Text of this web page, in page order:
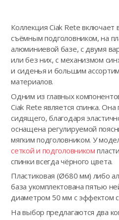
Коллекция Ciak Rete включает
съёмным подголовником, на
алюминиевой базе, с двумя
или без них, с механизмом
и сиденья и большим
материалов.
Одним из главных
Ciak Rete является спинка.
сидящего, благодаря
оснащена регулируемой
мягким подголовником. У
сеткой и подголовником
спинки всегда чёрного цвета.
Пластиковая (Ø680 мм) либо
база укомплектована пятью
диаметром 50 мм с эффектом
На выбор предлагаются два